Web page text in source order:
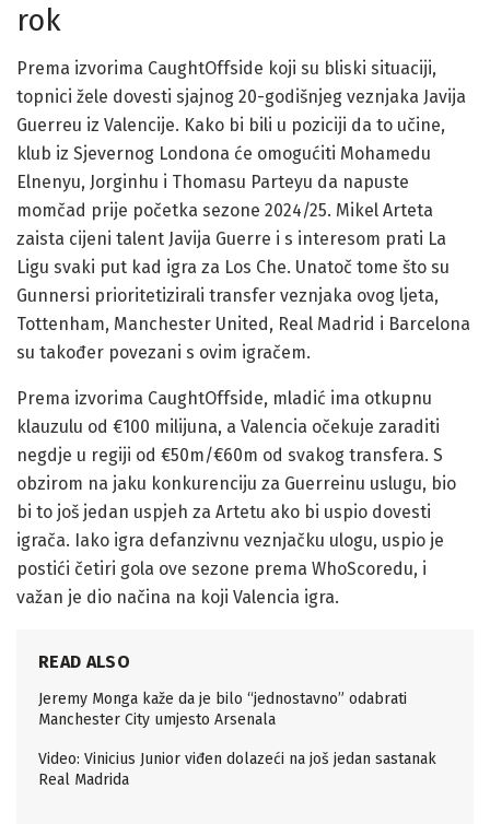
rok
Prema izvorima CaughtOffside koji su bliski situaciji,
topnici žele dovesti sjajnog 20-godišnjeg veznjaka Javija
Guerreu iz Valencije. Kako bi bili u poziciji da to učine,
klub iz Sjevernog Londona će omogućiti Mohamedu
Elnenyu, Jorginhu i Thomasu Parteyu da napuste
momčad prije početka sezone 2024/25. Mikel Arteta
zaista cijeni talent Javija Guerre i s interesom prati La
Ligu svaki put kad igra za Los Che. Unatoč tome što su
Gunnersi prioritetizirali transfer veznjaka ovog ljeta,
Tottenham, Manchester United, Real Madrid i Barcelona
su također povezani s ovim igračem.
Prema izvorima CaughtOffside, mladić ima otkupnu
klauzulu od €100 milijuna, a Valencia očekuje zaraditi
negdje u regiji od €50m/€60m od svakog transfera. S
obzirom na jaku konkurenciju za Guerreinu uslugu, bio
bi to još jedan uspjeh za Artetu ako bi uspio dovesti
igrača. Iako igra defanzivnu veznjačku ulogu, uspio je
postići četiri gola ove sezone prema WhoScoredu, i
važan je dio načina na koji Valencia igra.
READ ALSO
Jeremy Monga kaže da je bilo “jednostavno” odabrati
Manchester City umjesto Arsenala
Video: Vinicius Junior viđen dolazeći na još jedan sastanak
Real Madrida